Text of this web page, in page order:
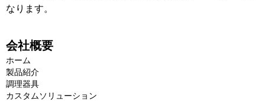
なります。
会社概要
ホーム
製品紹介
調理器具
カスタムソリューション